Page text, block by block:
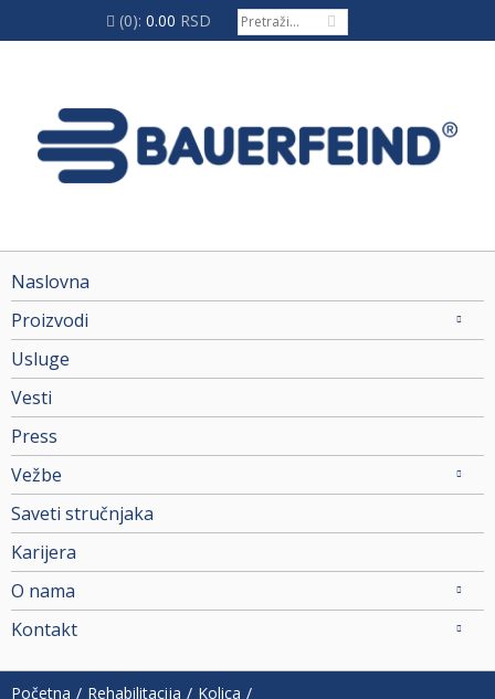
(0): 0.00 RSD
Naslovna
Proizvodi
Usluge
Vesti
Press
Vežbe
Saveti stručnjaka
Karijera
O nama
Kontakt
Početna Rehabilitacija Kolica